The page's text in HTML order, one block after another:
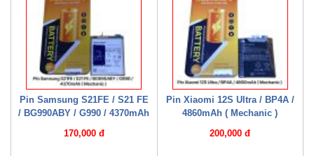
Pin Samsung S21FE / S21 FE
/ BG990ABY / G990 / 4370mAh
170,000 đ
Pin Xiaomi 12S Ultra / BP4A /
4860mAh ( Mechanic )
200,000 đ